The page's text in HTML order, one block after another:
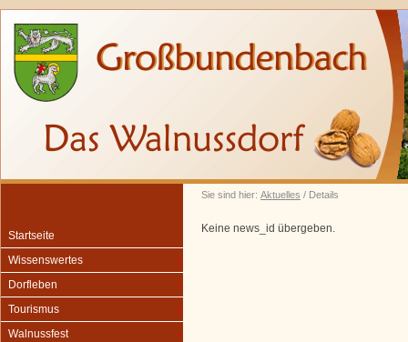
Sie sind hier: Aktuelles / Details
Startseite
Wissenswertes
Dorfleben
Tourismus
Walnussfest
Keine news_id übergeben.